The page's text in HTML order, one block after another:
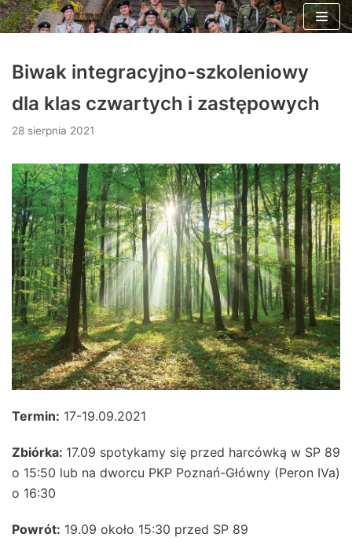
do
treści
Biwak integracyjno-szkoleniowy
dla klas czwartych i zastępowych
28 sierpnia 2021
Termin: 17-19.09.2021
Zbiórka: 17.09 spotykamy się przed harcówką w SP 89
o 15:50 lub na dworcu PKP Poznań-Główny (Peron IVa)
o 16:30
Powrót: 19.09 około 15:30 przed SP 89